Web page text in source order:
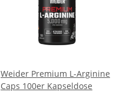
Weider Premium L-Arginine
Caps 100er Kapseldose